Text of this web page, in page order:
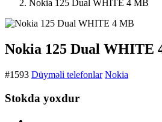
Nokia 125 Dual WHITE 4 MB
Nokia 125 Dual WHITE
#1593 Düyməli telefonlar Nokia
Stokda yoxdur